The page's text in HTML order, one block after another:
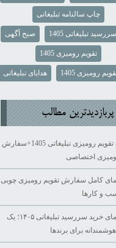
چاپ سالنامه تبلیغاتی
تبلیغاتی 1405 صبح آگهی
تقویم رومیزی 1405
رومیزی 1405 هدایای تبلیغاتی
پربازديدترين مطالب
چاپ تقویم رومیزی تبلیغاتی 1405+سفارش
اختصاصی
کامل سفارش تقویم رومیزی چوبی
‌و کارها
راهنمای خرید سررسید تبلیغاتی ۱۴۰۵؛ یک
برای برندها